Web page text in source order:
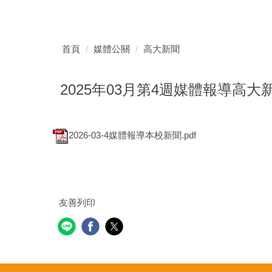
首頁 媒體公關 高大新聞
2025年03月第4週媒體報導高大
2026-03-4媒體報導本校新聞.pdf
友善列印